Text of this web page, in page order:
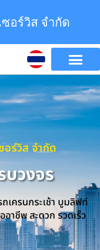
อร์วิส จำกัด
อร์วิส จำกัด
บวงจร
ถเครนกระเช้า บูมลิฟท์
าชีพ สะดวก รวดเร็ว